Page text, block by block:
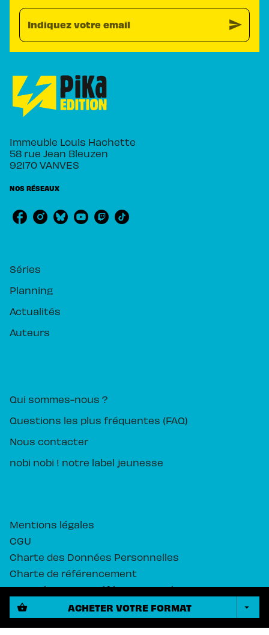
shopping_basket ACHETER VOTRE FORMAT arrow_drop_down
Indiquez votre email send
Immeuble Louis Hachette
58 rue Jean Bleuzen
92170 VANVES
NOS RÉSEAUX
Séries
Planning
Actualités
Auteurs
Qui sommes-nous ?
Questions les plus fréquentes (FAQ)
Nous contacter
nobi nobi ! notre label jeunesse
Mentions légales
CGU
Charte des Données Personnelles
Charte de référencement
Paramétrez vos préférences cookies